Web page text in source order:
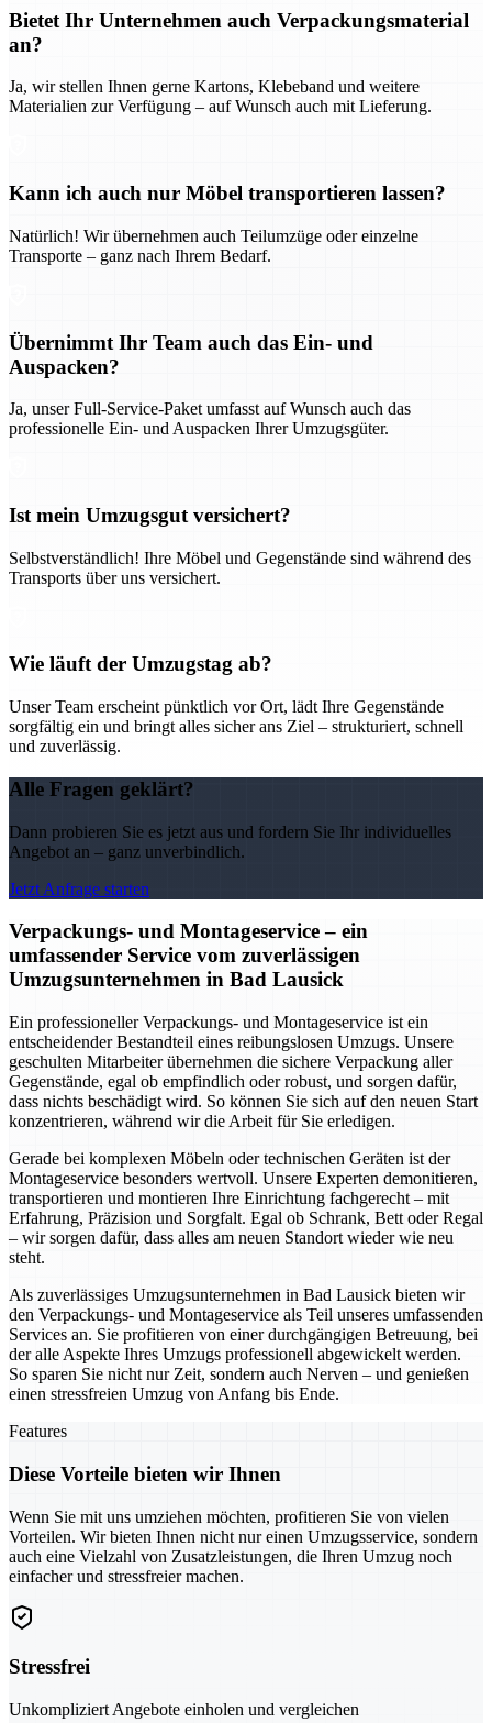
Bietet Ihr Unternehmen auch Verpackungsmaterial
an?
Ja, wir stellen Ihnen gerne Kartons, Klebeband und weitere
Materialien zur Verfügung – auf Wunsch auch mit Lieferung.
Kann ich auch nur Möbel transportieren lassen?
Natürlich! Wir übernehmen auch Teilumzüge oder einzelne
Transporte – ganz nach Ihrem Bedarf.
Übernimmt Ihr Team auch das Ein- und
Auspacken?
Ja, unser Full-Service-Paket umfasst auf Wunsch auch das
professionelle Ein- und Auspacken Ihrer Umzugsgüter.
Ist mein Umzugsgut versichert?
Selbstverständlich! Ihre Möbel und Gegenstände sind während des
Transports über uns versichert.
Wie läuft der Umzugstag ab?
Unser Team erscheint pünktlich vor Ort, lädt Ihre Gegenstände
sorgfältig ein und bringt alles sicher ans Ziel – strukturiert, schnell
und zuverlässig.
Alle Fragen geklärt?
Dann probieren Sie es jetzt aus und fordern Sie Ihr individuelles
Angebot an – ganz unverbindlich.
Jetzt Anfrage starten
Verpackungs- und Montageservice – ein
umfassender Service vom zuverlässigen
Umzugsunternehmen in Bad Lausick
Ein professioneller Verpackungs- und Montageservice ist ein
entscheidender Bestandteil eines reibungslosen Umzugs. Unsere
geschulten Mitarbeiter übernehmen die sichere Verpackung aller
Gegenstände, egal ob empfindlich oder robust, und sorgen dafür,
dass nichts beschädigt wird. So können Sie sich auf den neuen Start
konzentrieren, während wir die Arbeit für Sie erledigen.
Gerade bei komplexen Möbeln oder technischen Geräten ist der
Montageservice besonders wertvoll. Unsere Experten demonitieren,
transportieren und montieren Ihre Einrichtung fachgerecht – mit
Erfahrung, Präzision und Sorgfalt. Egal ob Schrank, Bett oder Regal
– wir sorgen dafür, dass alles am neuen Standort wieder wie neu
steht.
Als zuverlässiges Umzugsunternehmen in Bad Lausick bieten wir
den Verpackungs- und Montageservice als Teil unseres umfassenden
Services an. Sie profitieren von einer durchgängigen Betreuung, bei
der alle Aspekte Ihres Umzugs professionell abgewickelt werden.
So sparen Sie nicht nur Zeit, sondern auch Nerven – und genießen
einen stressfreien Umzug von Anfang bis Ende.
Features
Diese Vorteile bieten wir Ihnen
Wenn Sie mit uns umziehen möchten, profitieren Sie von vielen
Vorteilen. Wir bieten Ihnen nicht nur einen Umzugsservice, sondern
auch eine Vielzahl von Zusatzleistungen, die Ihren Umzug noch
einfacher und stressfreier machen.
Stressfrei
Unkompliziert Angebote einholen und vergleichen